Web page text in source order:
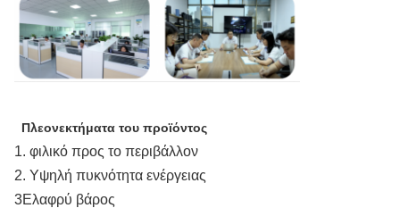
Πλεονεκτήματα του προϊόντος
1. φιλικό προς το περιβάλλον
2. Υψηλή πυκνότητα ενέργειας
3Ελαφρύ βάρος